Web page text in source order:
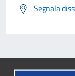
Segnala